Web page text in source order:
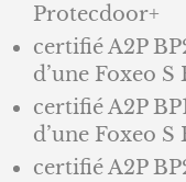
Protecdoor+
certifié A2P
d’une Foxeo S
certifié A2P
d’une Foxeo S
certifié A2P